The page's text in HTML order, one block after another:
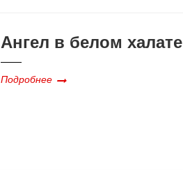
Ангел в белом халате
Подробнее